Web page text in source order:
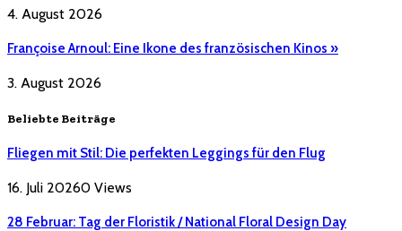
4. August 2026
Françoise Arnoul: Eine Ikone des französischen Kinos »
3. August 2026
Beliebte Beiträge
Fliegen mit Stil: Die perfekten Leggings für den Flug
16. Juli 20260 Views
28 Februar: Tag der Floristik / National Floral Design Day